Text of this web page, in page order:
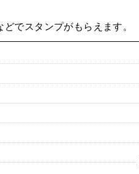
でスタンプがもらえます。